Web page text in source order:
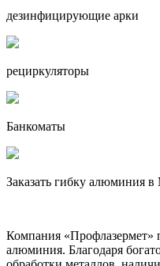
дезинфицирующие арки
рециркуляторы
Банкоматы
Заказать гибку алюминия в
Компания «Профлазермет»
алюминия. Благодаря